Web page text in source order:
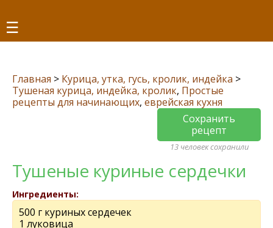
☰
Главная > Курица, утка, гусь, кролик, индейка >
Тушеная курица, индейка, кролик, Простые
рецепты для начинающих, еврейская кухня
Сохранить
рецепт
13 человек сохранили
Тушеные куриные сердечки
Ингредиенты:
500 г куриных сердечек
1 луковица